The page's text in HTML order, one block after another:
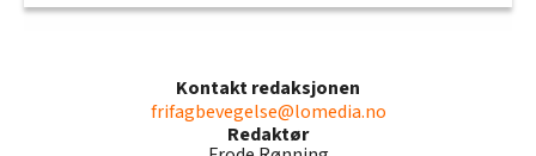
Kontakt redaksjonen
frifagbevegelse@lomedia.no
Redaktør